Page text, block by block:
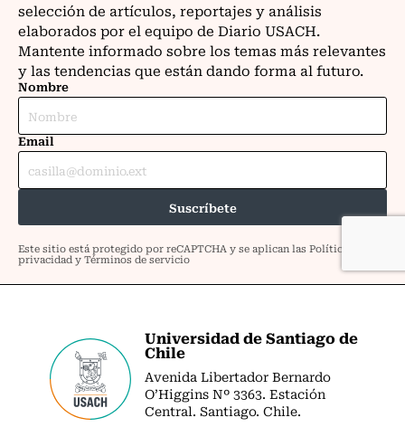
Universidad de Santiago de
Chile
Avenida Libertador Bernardo
O’Higgins Nº 3363. Estación
Central. Santiago. Chile.